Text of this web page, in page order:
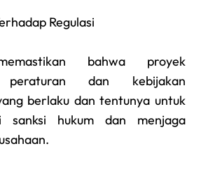
Regulasi
bahwa proyek
peraturan dan kebijakan
berlaku dan tentunya untuk
sanksi hukum dan menjaga